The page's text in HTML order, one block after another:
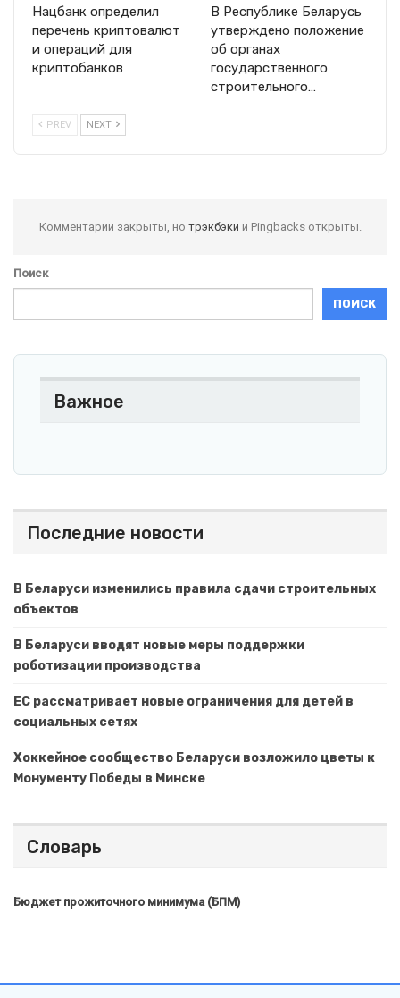
Нацбанк определил
перечень криптовалют
и операций для
криптобанков
В Республике Беларусь
утверждено положение
об органах
государственного
строительного…
PREV NEXT
Комментарии закрыты, но трэкбэки и Pingbacks открыты.
Поиск
ПОИСК
Важное
Последние новости
В Беларуси изменились правила сдачи строительных
объектов
В Беларуси вводят новые меры поддержки
роботизации производства
ЕС рассматривает новые ограничения для детей в
социальных сетях
Хоккейное сообщество Беларуси возложило цветы к
Монументу Победы в Минске
Словарь
Бюджет прожиточного минимума (БПМ)